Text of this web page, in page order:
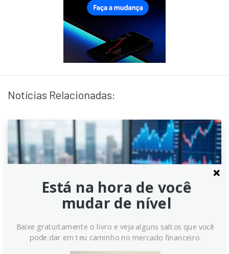
Notícias Relacionadas:
Está na hora de você
mudar de nível
Baixe gratuitamente o livro e veja alguns saltos que você
pode dar em teu caminho no mercado financeiro.